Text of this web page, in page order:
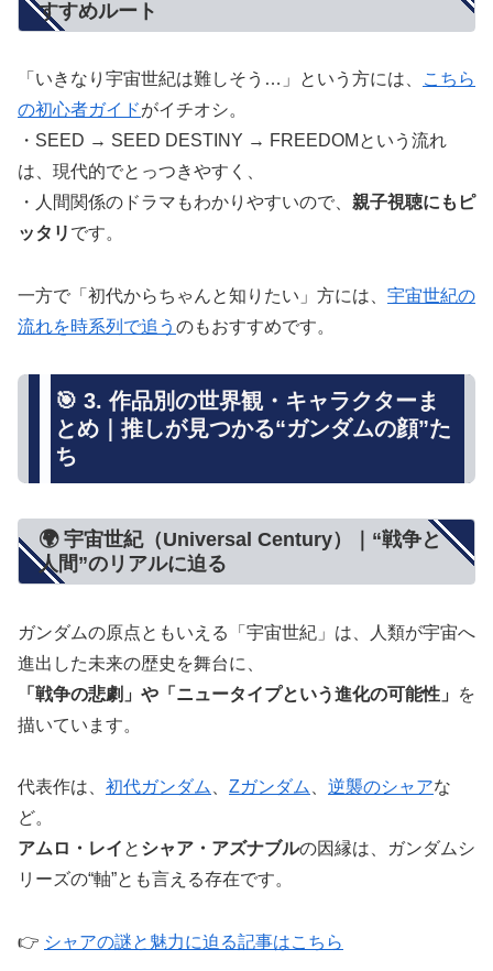
すすめルート
「いきなり宇宙世紀は難しそう…」という方には、
こちら
の初心者ガイドがイチオシ。
・SEED → SEED DESTINY → FREEDOMという流れ
は、現代的でとっつきやすく、
・人間関係のドラマもわかりやすいので、 親子視聴にもピ
ッタリ です。
一方で「初代からちゃんと知りたい」方には、 宇宙世紀の
流れを時系列で追う のもおすすめです。
🎯 3. 作品別の世界観・キャラクターま
とめ｜推しが見つかる“ガンダムの顔”た
ち
🌍 宇宙世紀（Universal Century）｜“戦争と
人間”のリアルに迫る
ガンダムの原点ともいえる「宇宙世紀」は、人類が宇宙へ
進出した未来の歴史を舞台に、
「戦争の悲劇」や「ニュータイプという進化の可能性」
を
描いています。
代表作は、 初代ガンダム Zガンダム 逆襲のシャアな
ど。
アムロ・レイ と シャア・アズナブルの因縁は、ガンダムシ
リーズの“軸”とも言える存在です。
👉 シャアの謎と魅力に迫る記事はこちら